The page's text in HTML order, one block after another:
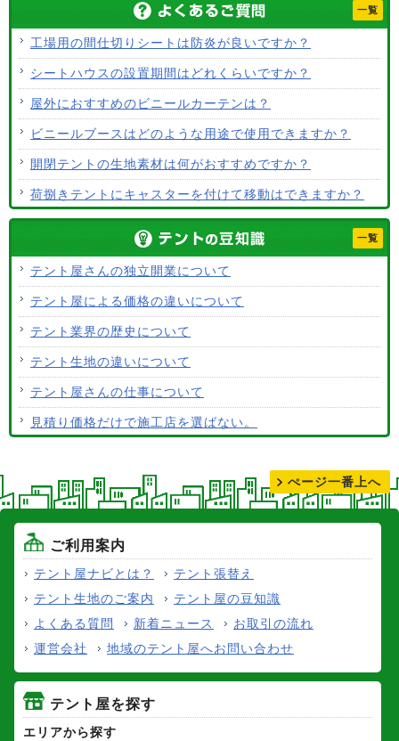
一覧
工場用の間仕切りシートは防炎が良いですか？
シートハウスの設置期間はどれくらいですか？
屋外におすすめのビニールカーテンは？
ビニールブースはどのような用途で使用できますか？
開閉テントの生地素材は何がおすすめですか？
荷捌きテントにキャスターを付けて移動はできますか？
使用するテント生地の違いは？
ALCなどにオーニングは設置できますか？
テント生地はクリーニングできますか？
一覧
テント屋さんの独立開業について
テント屋による価格の違いについて
テント業界の歴史について
テント生地の違いについて
テント屋さんの仕事について
見積り価格だけで施工店を選ばない。
ぺージ一番上へ
ご利用案内
テント屋ナビとは？
テント張替え
テント生地のご案内
テント屋の豆知識
よくある質問
新着ニュース
お取引の流れ
運営会社
地域のテント屋へお問い合わせ
テント屋を探す
エリアから探す